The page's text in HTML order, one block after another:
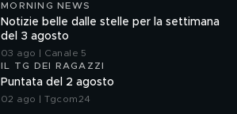
MORNING NEWS
Notizie belle dalle stelle per la settimana
del 3 agosto
03 ago | Canale 5
IL TG DEI RAGAZZI
Puntata del 2 agosto
02 ago | Tgcom24